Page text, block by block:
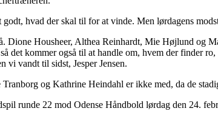
hvad der skal til for at vinde. Men lørdagens
Dione Housheer, Althea Reinhardt, Mie Højlund og
det kommer også til at handle om, hvem der finder
vi vandt til sidst, Jesper Jensen.
og Kathrine Heindahl er ikke med, da de
runde 22 mod Odense Håndbold lørdag den 24.